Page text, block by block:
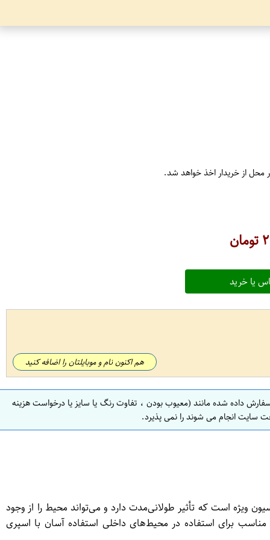
محل از خریدار اخذ خواهد شد.
تومان
یا خرید
هم اکنون نام و موبایلتان را اضافه کنید
داده شده مانند (معیوب بودن ، تفاوت رنگ یا سایز یا درخواست هزینه
سایت انجام می شوند را نمی پذیرد.
ویژه است که تأثیر طولانی‌مدت دارد و می‌تواند محیط را از وجود
برای استفاده در محیط‌های داخلی استفاده آسان با اسپری